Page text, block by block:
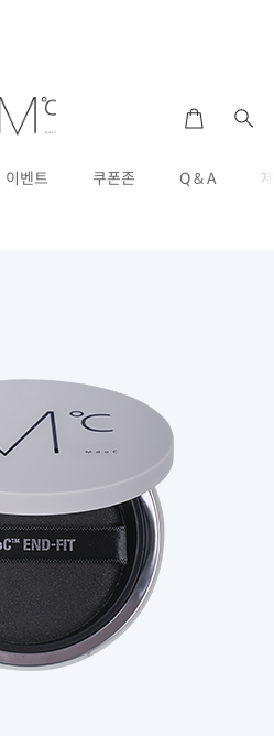
이벤트 쿠폰존 Q & A